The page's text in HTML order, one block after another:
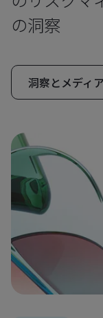
の洞察
洞察とメディ